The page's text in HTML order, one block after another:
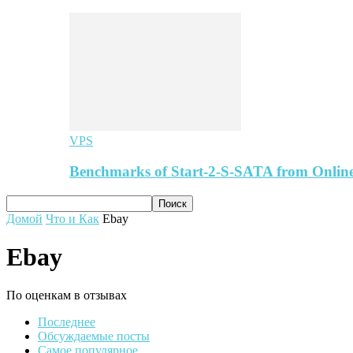
VPS
Benchmarks of Start-2-S-SATA from
Домой Что и Как Ebay
Ebay
По оценкам в отзывах
Последнее
Обсуждаемые посты